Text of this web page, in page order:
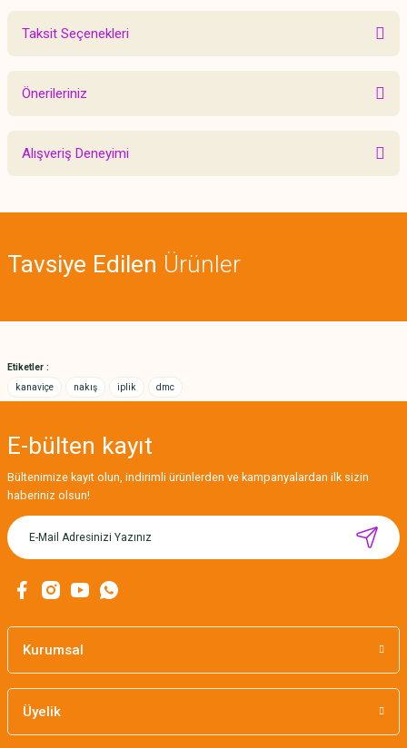
Taksit Seçenekleri
Önerileriniz
Bu ürünün fiyat bilgisi, resim, ürün açıklamalarında ve diğer konularda
yetersiz gördüğünüz noktaları öneri formunu kullanarak tarafımıza
Ürün açıklamasında eksik bilgiler bulunuyor.
Alışveriş Deneyimi
Tavsiye Edilen Ürünler
MIKNATISLI İĞNE TUTUCU-BAHAR
Etiketler :
kanaviçe
nakış iplik dmc
E-bülten kayıt
Bültenimize kayıt olun, indirimli ürünlerden ve kampanyalardan ilk sizin
haberiniz olsun!
Kurumsal
Üyelik